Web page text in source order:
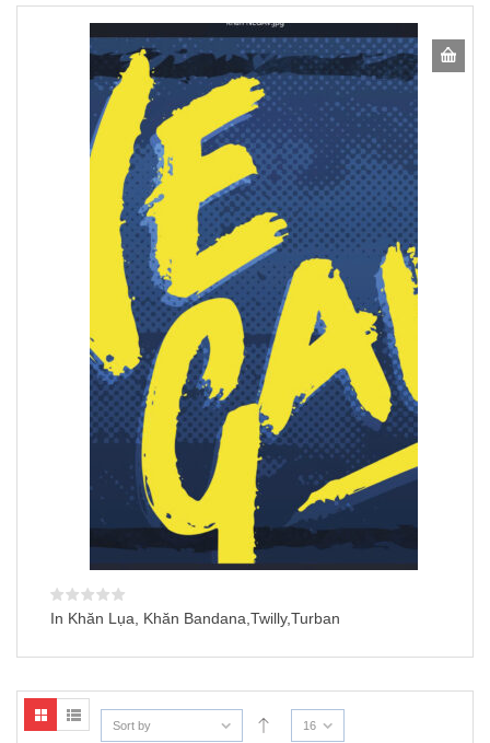
In Khăn Lụa, Khăn Bandana,Twilly,Turban
Sort by 16